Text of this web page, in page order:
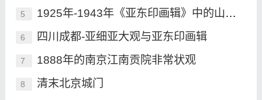
5 1925年-1943年《亚东印画辑》中的山海关
6 四川成都-亚细亚大观与亚东印画辑
7 1888年的南京江南贡院非常状观
8 清末北京城门